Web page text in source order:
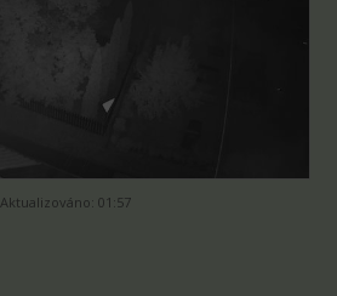
Aktualizováno: 01:57